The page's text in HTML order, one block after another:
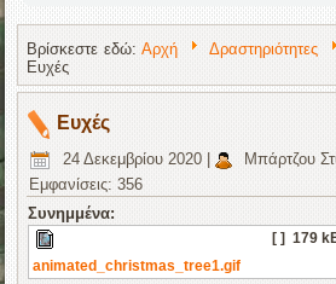
Βρίσκεστε εδώ:Αρχή Δραστηριότητες
Ευχές
Ευχές
24 Δεκεμβρίου 2020 Μπάρτζου
Εμφανίσεις: 356
Συνημμένα:
animated_christmas_tree1.gif
[ ] 179